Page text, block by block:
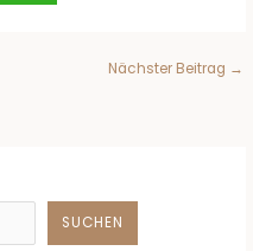
Nächster Beitrag →
SUCHEN